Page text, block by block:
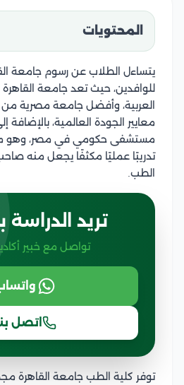
المحتويات
يتساءل الطلاب عن رسوم جامعة
للوافدين، حيث تعد جامعة
العربية، وأفضل جامعة مصرية
معايير الجودة العالمية، بالإضافة
مستشفى حكومي في مصر، وهو ما
تدريبًا عمليًا مكثفًا يجعل منه
الطب.
تريد الدراسة
تواصل مع خبير
اتصل
توفر كلية الطب جامعة القاهرة